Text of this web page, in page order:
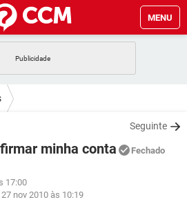
MENU
GMAIL
WHATSAPP
EXCEL
Seguinte
minha conta Fechado
17:00
27 nov 2010 às 10:19